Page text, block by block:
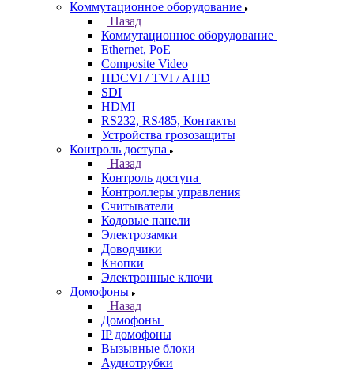
Коммутационное оборудование
Назад
Коммутационное оборудование
Ethernet, PoE
Composite Video
HDCVI / TVI / AHD
SDI
HDMI
RS232, RS485, Контакты
Устройства грозозащиты
Контроль доступа
Назад
Контроль доступа
Контроллеры управления
Считыватели
Кодовые панели
Электрозамки
Доводчики
Кнопки
Электронные ключи
Домофоны
Назад
Домофоны
IP домофоны
Вызывные блоки
Аудиотрубки